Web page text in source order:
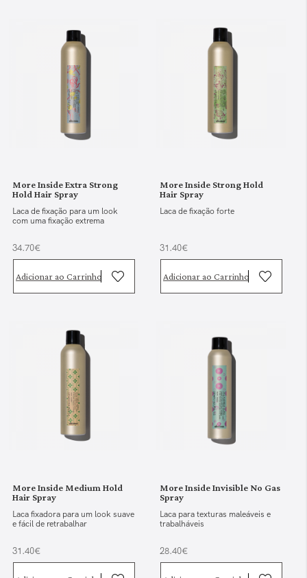
More Inside Extra Strong
Hold Hair Spray
Laca de fixação para um look
com uma fixação extrema
34.70€
Adicionar ao Carrinho
More Inside Strong Hold
Hair Spray
Laca de fixação forte
31.40€
Adicionar ao Carrinho
More Inside Medium Hold
Hair Spray
Laca fixadora para um look suave
e fácil de retrabalhar
31.40€
More Inside Invisible No Gas
Spray
Laca para texturas maleáveis e
trabalháveis
28.40€